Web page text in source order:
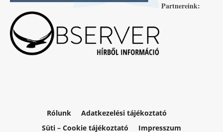
Partnereink:
Rólunk
Adatkezelési tájékoztató
Süti – Cookie tájékoztató
Impresszum